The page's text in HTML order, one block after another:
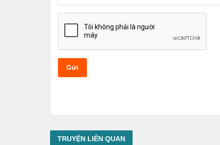
Ánh Trăng Không Hiểu Lòng Tôi - Tập 29
Ánh Trăng Không Hiểu Lòng Tôi - Tập 30
Ánh Trăng Không Hiểu Lòng Tôi - Tập 32
Gửi
TRUYỆN LIÊN QUAN